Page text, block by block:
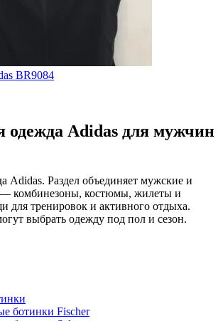
BR9084
одежда Adidas для мужчин
Adidas. Раздел объединяет мужские и
комбинезоны, костюмы, жилеты и
для тренировок и активного отдыха.
выбрать одежду под пол и сезон.
ботинки Fischer